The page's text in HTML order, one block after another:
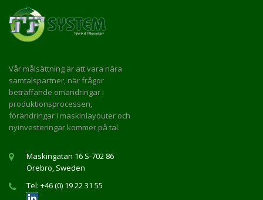
Vår målsättning är att vara nära
samtalspartner, när frågor
beträffande omändringar i
produktionsprocessen,
förändringar i maskinlayouter och
nyinvesteringar kommer på tal.
Maskingatan 16 S-702 86
Örebro, Sweden
Tel: +46 (0) 19 22 31 55